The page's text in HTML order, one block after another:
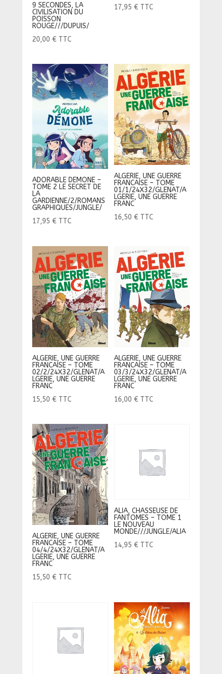
9 SECONDES, LA
CIVILISATION DU
POISSON
ROUGE///DUPUIS/
20,00 € TTC
17,95 € TTC
ADORABLE DEMONE –
TOME 2 LE SECRET DE
LA
GARDIENNE/2/ROMANS
GRAPHIQUES/JUNGLE/
17,95 € TTC
ALGERIE, UNE GUERRE
FRANCAISE – TOME
01/1/24X32/GLENAT/A
LGERIE, UNE GUERRE
FRANC
16,50 € TTC
ALGERIE, UNE GUERRE
FRANCAISE – TOME
02/2/24X32/GLENAT/A
LGERIE, UNE GUERRE
FRANC
15,50 € TTC
ALGERIE, UNE GUERRE
FRANCAISE – TOME
03/3/24X32/GLENAT/A
LGERIE, UNE GUERRE
FRANC
16,00 € TTC
ALGERIE, UNE GUERRE
FRANCAISE – TOME
04/4/24X32/GLENAT/A
LGERIE, UNE GUERRE
FRANC
15,50 € TTC
ALIA, CHASSEUSE DE
FANTOMES – TOME 1
LE NOUVEAU
MONDE///JUNGLE/ALIA
14,95 € TTC